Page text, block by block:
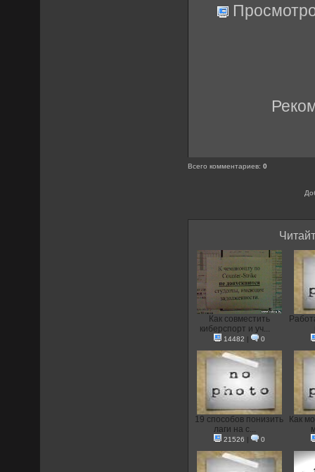
Всего комментариев:0
Как совместить
киберспорт и уч...
14482 | 0
19 способов понизить
лаги на с...
21526 | 0
Как